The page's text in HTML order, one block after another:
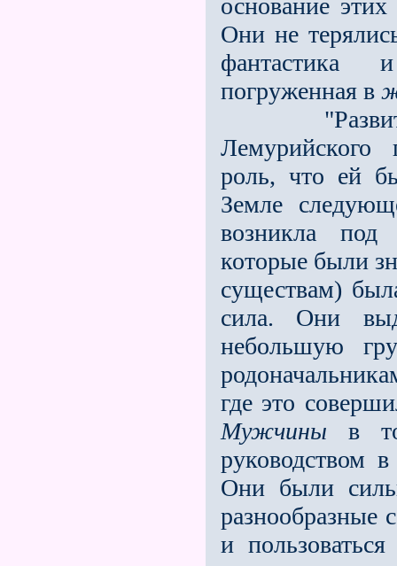
основание
Они не
фантастика
погруженная в
"Развитие,
Лемурийского
роль, что ей
Земле
возникла под
которые были
существам)
сила. Они
небольшую
где это
Мужчины в
руководством
Они были
разнообразные
и